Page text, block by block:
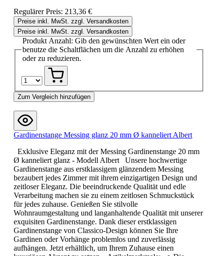
Regulärer Preis: 213,36 €
Preise inkl. MwSt. zzgl. Versandkosten
Preise inkl. MwSt. zzgl. Versandkosten
Produkt Anzahl: Gib den gewünschten Wert ein oder
benutze die Schaltflächen um die Anzahl zu erhöhen
oder zu reduzieren.
Zum Vergleich hinzufügen
Gardinenstange Messing glanz 20 mm Ø kanneliert Albert
Exklusive Eleganz mit der Messing Gardinenstange 20 mm
Ø kanneliert glanz - Modell Albert Unsere hochwertige
Gardinenstange aus erstklassigem glänzendem Messing
bezaubert jedes Zimmer mit ihrem einzigartigen Design und
zeitloser Eleganz. Die beeindruckende Qualität und edle
Verarbeitung machen sie zu einem zeitlosen Schmuckstück
für jedes zuhause. Genießen Sie stilvolle
Wohnraumgestaltung und langanhaltende Qualität mit unserer
exquisiten Gardinenstange. Dank dieser erstklassigen
Gardinenstange von Classico-Design können Sie Ihre
Gardinen oder Vorhänge problemlos und zuverlässig
aufhängen. Jetzt erhältlich, um Ihrem Zuhause einen